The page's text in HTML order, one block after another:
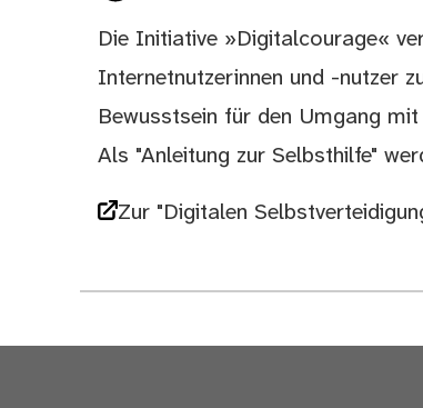
Die Initiative »Digitalcourage«
Internetnutzerinnen und -nutzer
Bewusstsein für den Umgang
Als "Anleitung zur Selbsthilfe"
Zur "Digitalen